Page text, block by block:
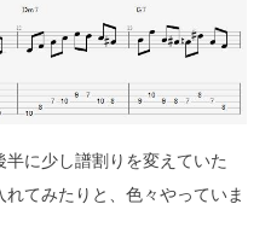
に少し譜割りを変えていた
てみたりと、色々やっていま